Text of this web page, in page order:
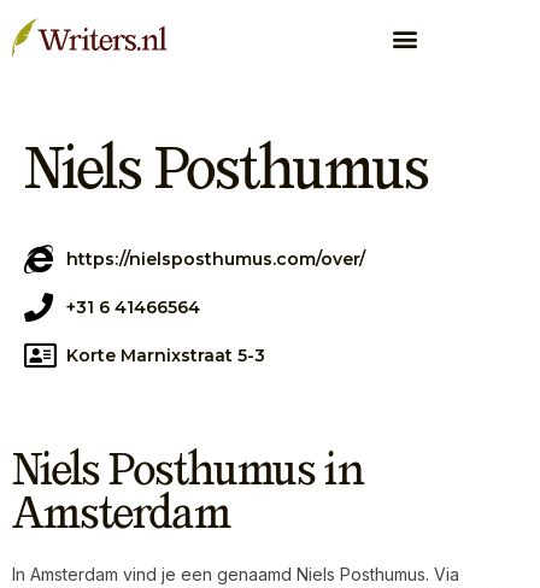
Niels Posthumus
https://nielsposthumus.com/over/
+31 6 41466564
Korte Marnixstraat 5-3
Niels Posthumus in
Amsterdam
In Amsterdam vind je een genaamd Niels Posthumus. Via